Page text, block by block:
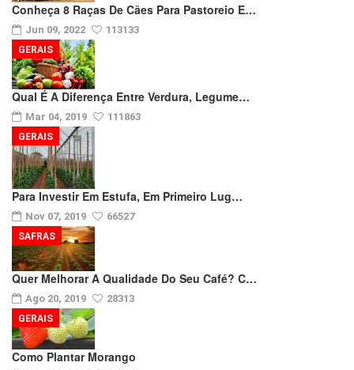
Conheça 8 Raças De Cães Para Pastoreio E…
Jun 09, 2022 113133
Qual É A Diferença Entre Verdura, Legume…
Mar 04, 2019 111863
GERAIS
Para Investir Em Estufa, Em Primeiro Lug…
Nov 07, 2019 66527
GERAIS
Quer Melhorar A Qualidade Do Seu Café? C…
Ago 20, 2019 28313
SAFRAS
Como Plantar Morango
GERAIS